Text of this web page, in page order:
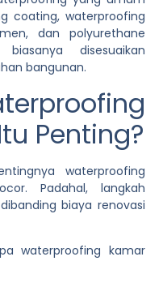
coating, waterproofing
dan polyurethane
biasanya disesuaikan
bangunan.
Penting?
waterproofing
Padahal, langkah
biaya renovasi
waterproofing kamar